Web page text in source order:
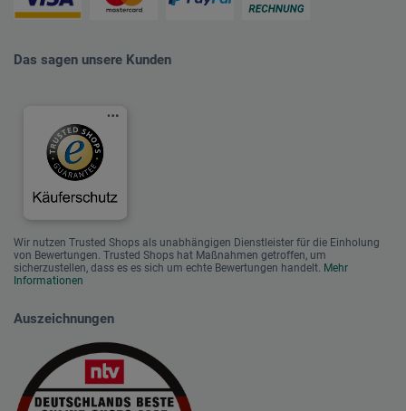
Das sagen unsere Kunden
Wir nutzen Trusted Shops als unabhängigen Dienstleister für die Einholung
von Bewertungen. Trusted Shops hat Maßnahmen getroffen, um
sicherzustellen, dass es es sich um echte Bewertungen handelt. Mehr
Informationen
Auszeichnungen